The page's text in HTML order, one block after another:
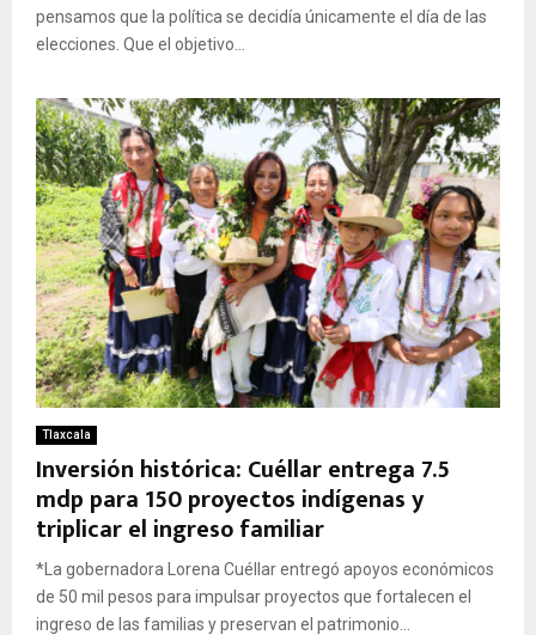
pensamos que la política se decidía únicamente el día de las
elecciones. Que el objetivo...
Tlaxcala
Inversión histórica: Cuéllar entrega 7.5
mdp para 150 proyectos indígenas y
triplicar el ingreso familiar
*La gobernadora Lorena Cuéllar entregó apoyos económicos
de 50 mil pesos para impulsar proyectos que fortalecen el
ingreso de las familias y preservan el patrimonio...